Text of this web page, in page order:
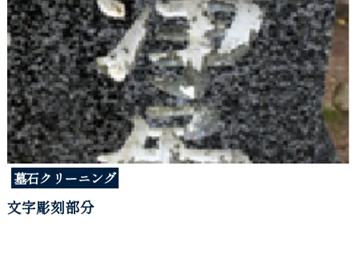
墓石クリーニング
文字彫刻部分